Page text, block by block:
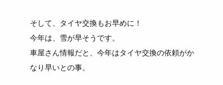
そして、タイヤ交換もお早めに！
今年は、雪が早そうです。
車屋さん情報だと、今年はタイヤ交換の依頼がか
なり早いとの事。